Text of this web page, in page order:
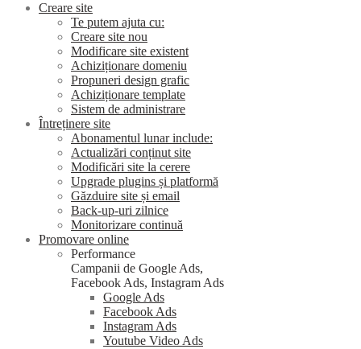
Creare site
Te putem ajuta cu:
Creare site nou
Modificare site existent
Achiziționare domeniu
Propuneri design grafic
Achiziționare template
Sistem de administrare
Întreținere site
Abonamentul lunar include:
Actualizări conținut site
Modificări site la cerere
Upgrade plugins și platformă
Găzduire site și email
Back-up-uri zilnice
Monitorizare continuă
Promovare online
Performance
Campanii de Google Ads,
Facebook Ads, Instagram Ads
Google Ads
Facebook Ads
Instagram Ads
Youtube Video Ads